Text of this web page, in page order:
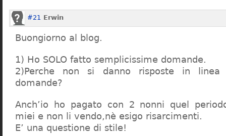
#21 Erwin
Buongiorno al blog.
1) Ho SOLO fatto semplicissime domande.
2)Perche non si danno risposte in
domande?
Anch’io ho pagato con 2 nonni quel
miei e non li vendo,nè esigo risarcimenti.
E’ una questione di stile!